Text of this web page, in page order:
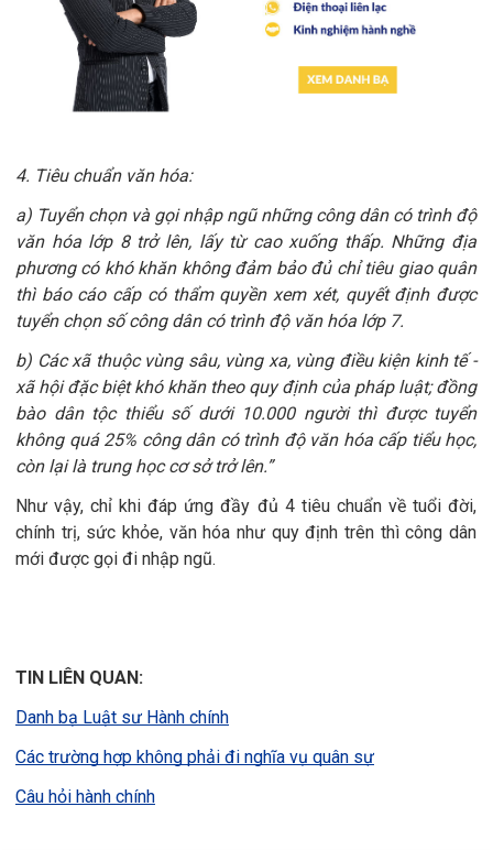
4. Tiêu chuẩn văn hóa:
a) Tuyển chọn và gọi nhập ngũ những công dân có trình độ
văn hóa lớp 8 trở lên, lấy từ cao xuống thấp. Những địa
phương có khó khăn không đảm bảo đủ chỉ tiêu giao quân
thì báo cáo cấp có thẩm quyền xem xét, quyết định được
tuyển chọn số công dân có trình độ văn hóa lớp 7.
b) Các xã thuộc vùng sâu, vùng xa, vùng điều kiện kinh tế -
xã hội đặc biệt khó khăn theo quy định của pháp luật; đồng
bào dân tộc thiểu số dưới 10.000 người thì được tuyển
không quá 25% công dân có trình độ văn hóa cấp tiểu học,
còn lại là trung học cơ sở trở lên.”
Như vậy, chỉ khi đáp ứng đầy đủ 4 tiêu chuẩn về tuổi đời,
chính trị, sức khỏe, văn hóa như quy định trên thì công dân
mới được gọi đi nhập ngũ.
TIN LIÊN QUAN:
Danh bạ Luật sư Hành chính
Các trường hợp không phải đi nghĩa vụ quân sự
Câu hỏi hành chính